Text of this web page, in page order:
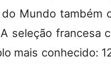
Mundo também
seleção francesa
mais conhecido: